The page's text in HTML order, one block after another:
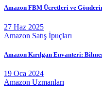
Amazon FBM Ücretleri ve
27 Haz 2025
Amazon Satış İpuçları
Amazon Kırılgan Envanteri:
19 Oca 2024
Amazon Uzmanları